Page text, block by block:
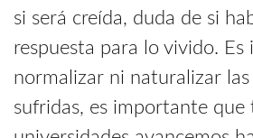
si será creída, duda de si
respuesta para lo vivido.
normalizar ni naturalizar las
sufridas, es importante que